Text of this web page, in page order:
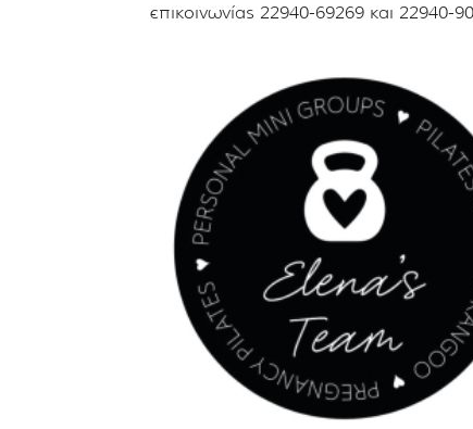
επικοινωνίας 22940-69269 και 22940-